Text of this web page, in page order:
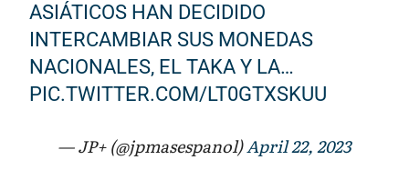
ASIÁTICOS HAN DECIDIDO
INTERCAMBIAR SUS MONEDAS
NACIONALES, EL TAKA Y LA…
PIC.TWITTER.COM/LT0GTXSKUU
— JP+ (@jpmasespanol)April 22, 2023